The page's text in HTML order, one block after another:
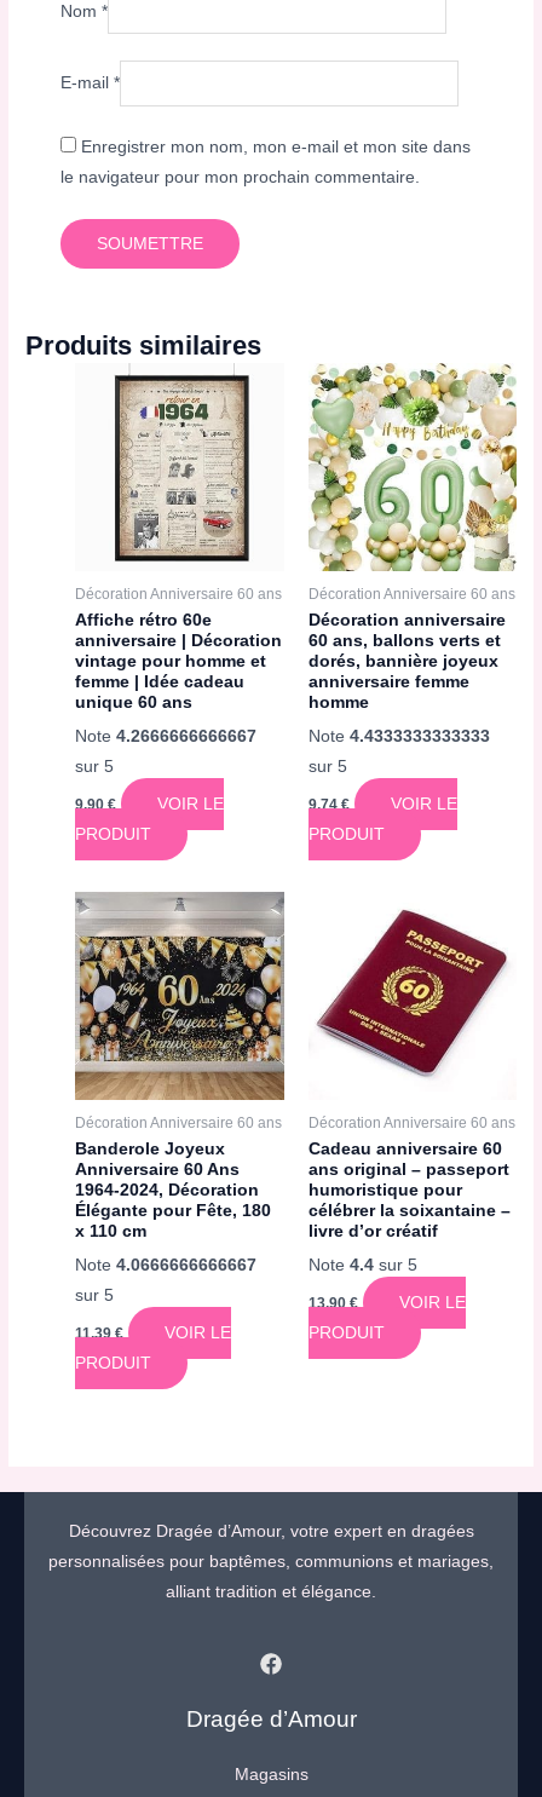
Nom*
E-mail*
Enregistrer mon nom, mon e-mail et mon site dans
le navigateur pour mon prochain commentaire.
Produits similaires
Décoration Anniversaire 60 ans
Affiche rétro 60e
anniversaire | Décoration
vintage pour homme et
femme | Idée cadeau
unique 60 ans
Note4.2666666666667
sur 5
9,90€
VOIR LE
PRODUIT
Décoration Anniversaire 60 ans
Décoration anniversaire
60 ans, ballons verts et
dorés, bannière joyeux
anniversaire femme
homme
Note 4.4333333333333
sur 5
9,74€
VOIR LE
PRODUIT
Décoration Anniversaire 60 ans
Banderole Joyeux
Anniversaire 60 Ans
1964-2024, Décoration
Élégante pour Fête, 180
x 110 cm
Note4.0666666666667
sur 5
11,39€
VOIR LE
PRODUIT
Décoration Anniversaire 60 ans
Cadeau anniversaire 60
ans original – passeport
humoristique pour
célébrer la soixantaine –
livre d’or créatif
Note 4.4sur 5
13,90€
VOIR LE
PRODUIT
Découvrez Dragée d’Amour, votre expert en dragées
personnalisées pour baptêmes, communions et mariages,
alliant tradition et élégance.
Dragée d’Amour
Magasins